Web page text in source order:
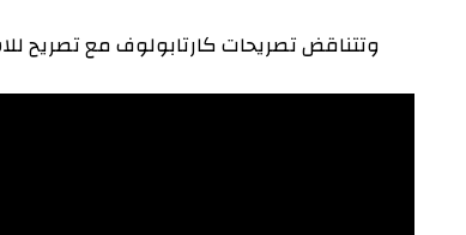
وتتناقض تصريحات كارتابولوف مع تصريح